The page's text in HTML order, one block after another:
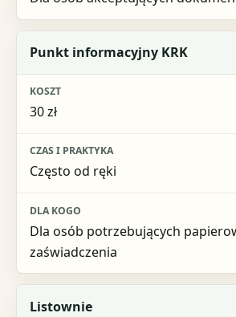
Punkt informacyjny KRK
30 zł
Często od ręki
Dla osób potrzebujących
zaświadczenia
Listownie